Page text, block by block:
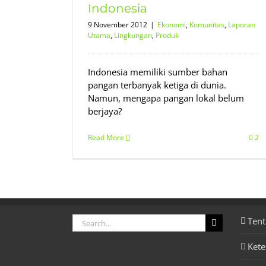
Indonesia
9 November 2012 | Ekonomi, Komunitas, Laporan
Utama, Lingkungan, Produk
Indonesia memiliki sumber bahan
pangan terbanyak ketiga di dunia.
Namun, mengapa pangan lokal belum
berjaya?
Read More 2
Search
for: